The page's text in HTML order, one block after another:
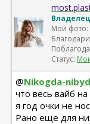
Мои фото:
Статус:
@Nikogda-
что весь вайб
я год очки не
Рано еще для